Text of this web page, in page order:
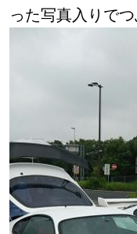
った写真入りで